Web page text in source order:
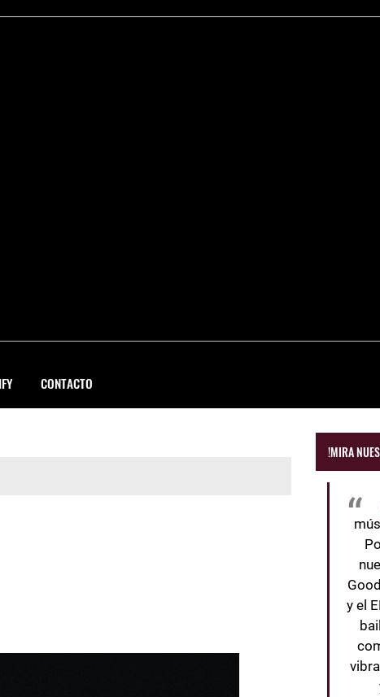
CONTACTO
!MIRA
y el